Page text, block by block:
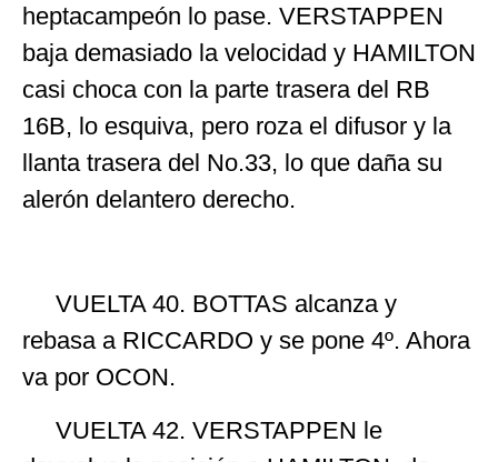
heptacampeón lo pase. VERSTAPPEN
baja demasiado la velocidad y HAMILTON
casi choca con la parte trasera del RB
16B, lo esquiva, pero roza el difusor y la
llanta trasera del No.33, lo que daña su
alerón delantero derecho.
VUELTA 40. BOTTAS alcanza y
rebasa a RICCARDO y se pone 4º. Ahora
va por OCON.
VUELTA 42. VERSTAPPEN le